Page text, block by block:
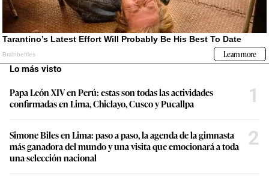
Lo más visto
Papa León XIV en Perú: estas son todas las actividades
confirmadas en Lima, Chiclayo, Cusco y Pucallpa
1
Simone Biles en Lima: paso a paso, la agenda de la gimnasta
más ganadora del mundo y una visita que emocionará a toda
una selección nacional
2